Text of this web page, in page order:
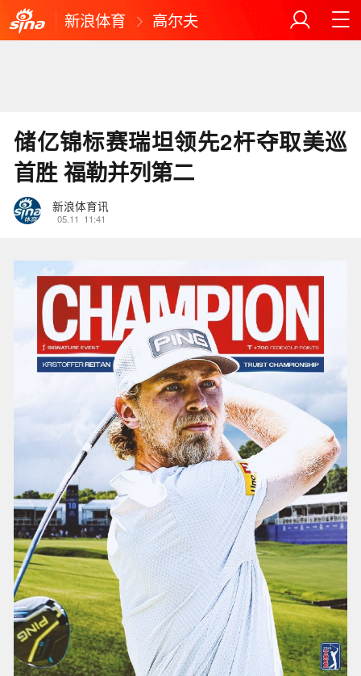
新浪体育 高尔夫
储亿锦标赛瑞坦领先2杆夺取美巡
首胜 福勒并列第二
新浪体育讯
05.11 11:41